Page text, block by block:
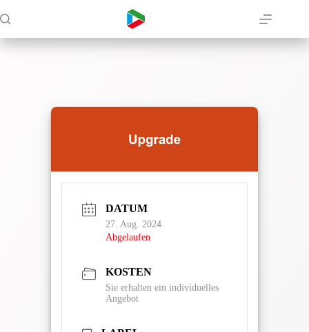
Inhalt
DATUM
27. Aug. 2024
Abgelaufen
KOSTEN
Sie erhalten ein individuelles
Angebot